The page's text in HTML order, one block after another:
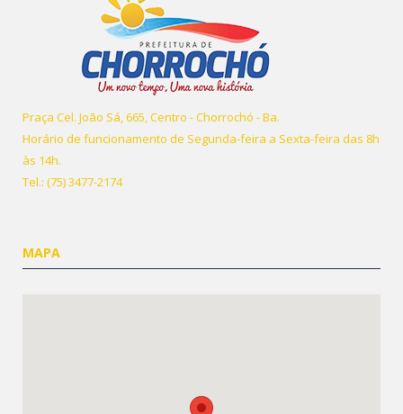
Praça Cel. João Sá, 665, Centro - Chorrochó - Ba.
Horário de funcionamento de Segunda-feira a Sexta-feira das 8h
às 14h.
Tel.: (75) 3477-2174
MAPA